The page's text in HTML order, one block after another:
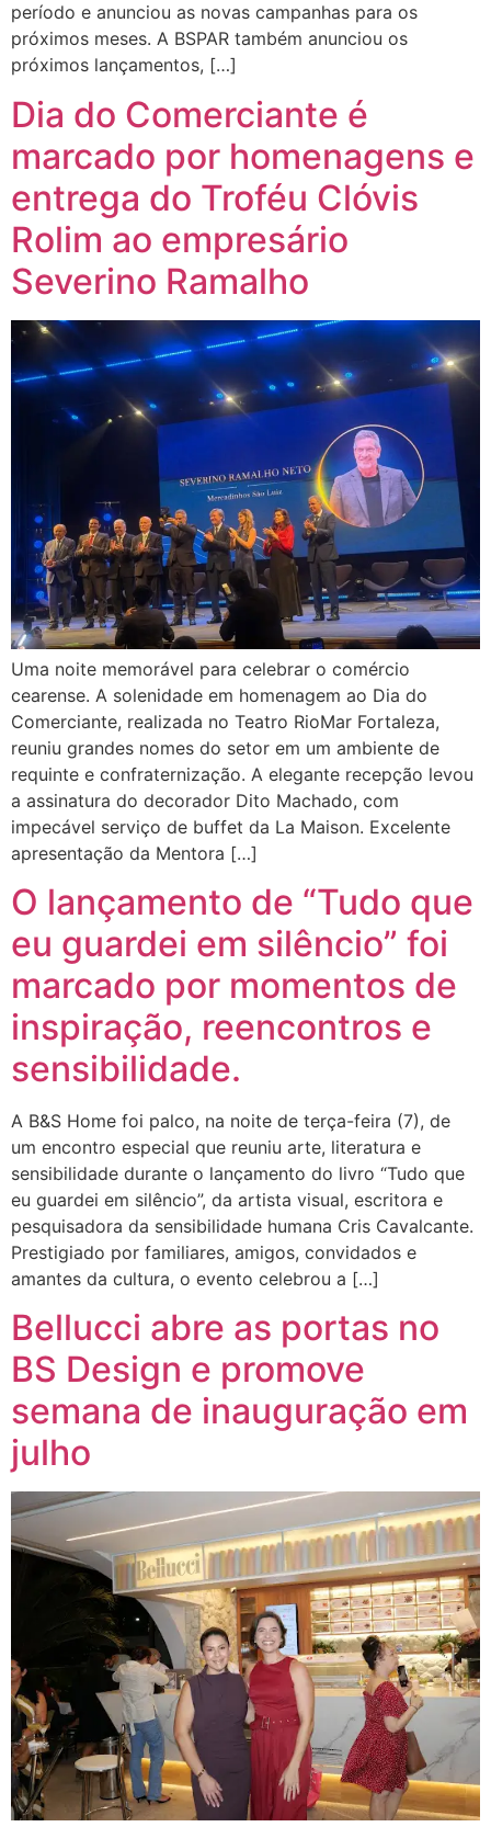
período e anunciou as novas campanhas para os
próximos meses. A BSPAR também anunciou os
próximos lançamentos, […]
Dia do Comerciante é
marcado por homenagens e
entrega do Troféu Clóvis
Rolim ao empresário
Severino Ramalho
Uma noite memorável para celebrar o comércio
cearense. A solenidade em homenagem ao Dia do
Comerciante, realizada no Teatro RioMar Fortaleza,
reuniu grandes nomes do setor em um ambiente de
requinte e confraternização. A elegante recepção levou
a assinatura do decorador Dito Machado, com
impecável serviço de buffet da La Maison. Excelente
apresentação da Mentora […]
O lançamento de “Tudo que
eu guardei em silêncio” foi
marcado por momentos de
inspiração, reencontros e
sensibilidade.
A B&S Home foi palco, na noite de terça-feira (7), de
um encontro especial que reuniu arte, literatura e
sensibilidade durante o lançamento do livro “Tudo que
eu guardei em silêncio”, da artista visual, escritora e
pesquisadora da sensibilidade humana Cris Cavalcante.
Prestigiado por familiares, amigos, convidados e
amantes da cultura, o evento celebrou a […]
Bellucci abre as portas no
BS Design e promove
semana de inauguração em
julho